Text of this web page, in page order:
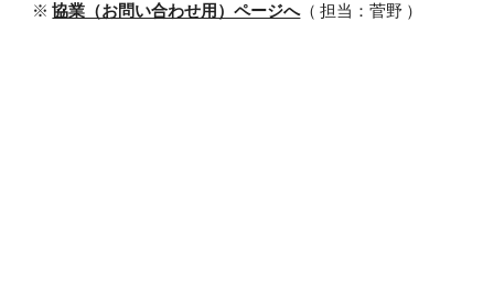
※協業（お問い合わせ用）ページへ（ 担当：菅野 ）